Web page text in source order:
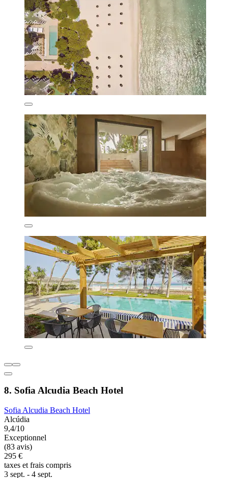
8. Sofia Alcudia Beach Hotel
Sofia Alcudia Beach Hotel
Alcúdia
9,4/10
Exceptionnel
(83 avis)
295 €
taxes et frais compris
3 sept. - 4 sept.